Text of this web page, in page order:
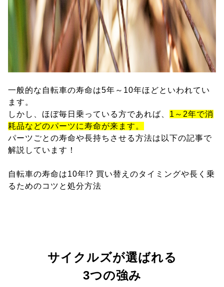
一般的な自転車の寿命は5年～10年ほどといわれてい
ます。
しかし、ほぼ毎日乗っている方であれば、 1～2年で消
耗品などのパーツに寿命が来ます。
パーツごとの寿命や長持ちさせる方法は以下の記事で
解説しています！
自転車の寿命は10年!? 買い替えのタイミングや長く乗
るためのコツと処分方法
サイクルズが選ばれる
3つの強み